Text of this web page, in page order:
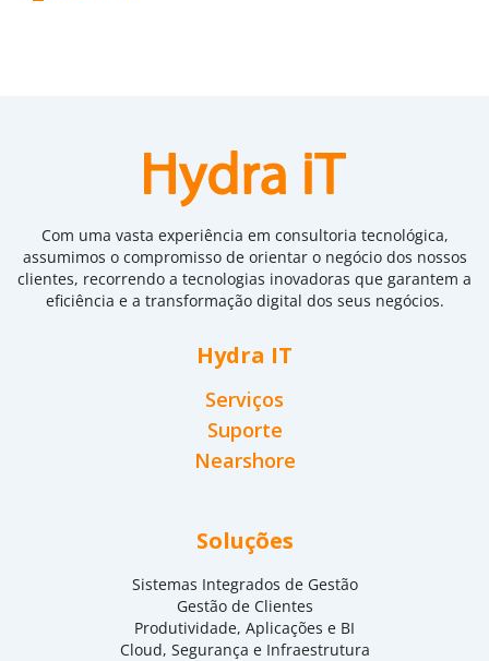
Com uma vasta experiência em consultoria tecnológica,
assumimos o compromisso de orientar o negócio dos nossos
clientes, recorrendo a tecnologias inovadoras que garantem a
eficiência e a transformação digital dos seus negócios.
Hydra IT
Serviços
Suporte
Nearshore
Soluções
Sistemas Integrados de Gestão
Gestão de Clientes
Produtividade, Aplicações e BI
Cloud, Segurança e Infraestrutura